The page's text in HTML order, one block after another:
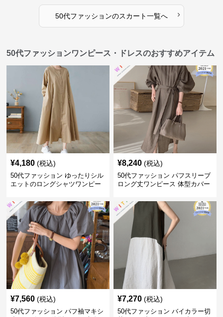
50代ファッションのスカート一覧へ ›
50代ファッションワンピース・ドレスのおすすめアイテム
¥4,180 (税込)
50代ファッション ゆったりシル
エットのロングシャツワンピー
¥8,240 (税込)
50代ファッション パフスリーブ
ロング丈ワンピース 体型カバー
¥7,560 (税込)
50代ファッション パフ袖マキシ
¥7,270 (税込)
50代ファッション バイカラー切